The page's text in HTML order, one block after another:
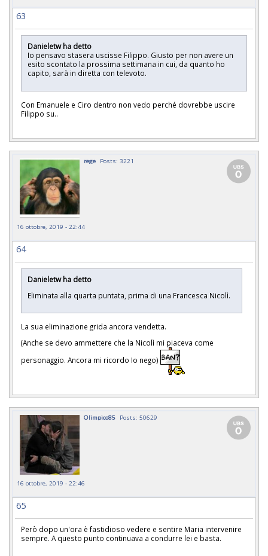
63
Danieletw ha detto
Io pensavo stasera uscisse Filippo. Giusto per non avere un
esito scontato la prossima settimana in cui, da quanto ho
capito, sarà in diretta con televoto.
Con Emanuele e Ciro dentro non vedo perché dovrebbe uscire
Filippo su..
rege Posts: 3221
16 ottobre, 2019 - 22:44
64
Danieletw ha detto
Eliminata alla quarta puntata, prima di una Francesca Nicolì.
La sua eliminazione grida ancora vendetta.
(Anche se devo ammettere che la Nicolì mi piaceva come
personaggio. Ancora mi ricordo Io nego)
Olimpico85 Posts: 50629
16 ottobre, 2019 - 22:46
65
Però dopo un'ora è fastidioso vedere e sentire Maria intervenire
sempre. A questo punto continuava a condurre lei e basta.